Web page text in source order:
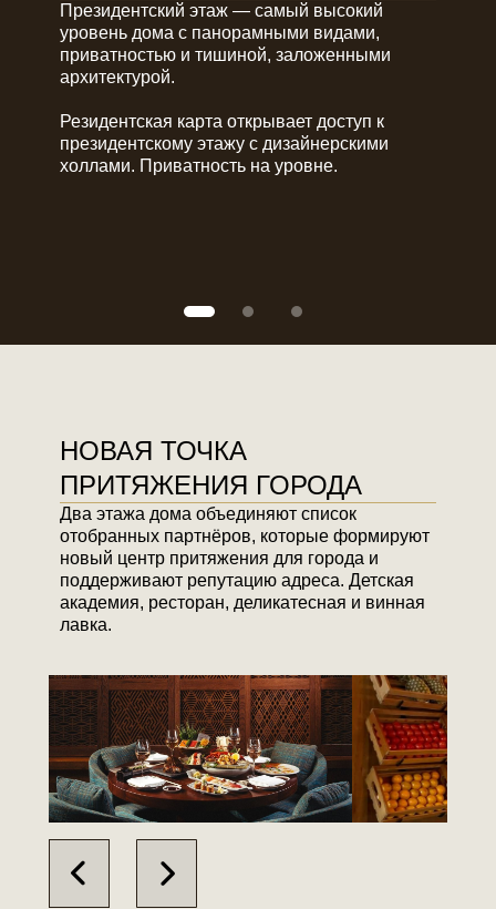
Президентский этаж — самый высокий
уровень дома с панорамными видами,
приватностью и тишиной, заложенными
архитектурой.
Резидентская карта открывает доступ к
президентскому этажу с дизайнерскими
холлами. Приватность на уровне.
НОВАЯ ТОЧКА
ПРИТЯЖЕНИЯ ГОРОДА
Два этажа дома объединяют список
отобранных партнёров, которые формируют
новый центр притяжения для города и
поддерживают репутацию адреса. Детская
академия, ресторан, деликатесная и винная
лавка.